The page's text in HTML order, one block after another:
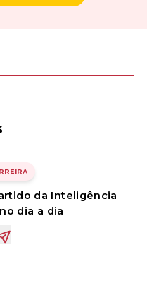
da Inteligência
dia a dia